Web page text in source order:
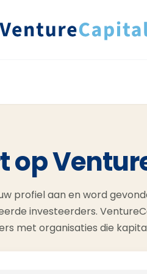
op
profiel aan en word
investeerders.
met organisaties die